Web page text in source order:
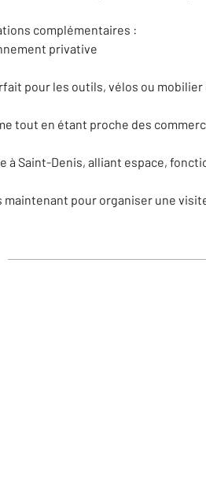
complémentaires :
privative
pour les outils, vélos ou
tout en étant proche des
à Saint-Denis, alliant espace,
maintenant pour organiser une